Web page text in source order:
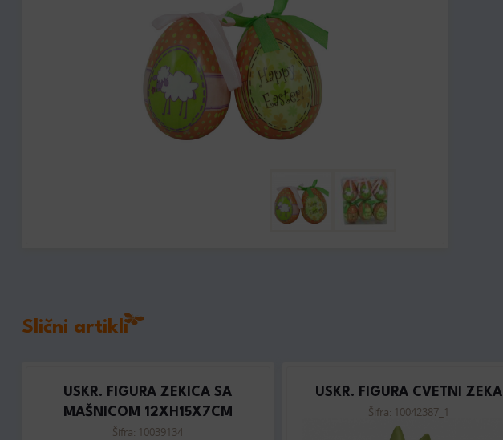
Slični artikli
USKR. FIGURA ZEKICA SA
MAŠNICOM 12XH15X7CM
Šifra: 10039134
USKR. FIGURA CVETNI ZEKA
Šifra: 10042387_1